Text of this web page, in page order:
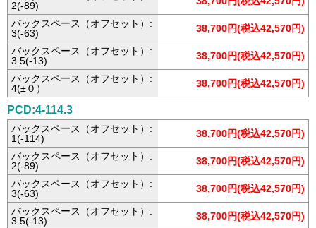
2(-89)
バックスペース（オフセット）:
3(-63)
38,700円(税込42,570円)
バックスペース（オフセット）:
3.5(-13)
38,700円(税込42,570円)
バックスペース（オフセット）:
4(±０）
38,700円(税込42,570円)
PCD:4-114.3
バックスペース（オフセット）:
1(-114)
38,700円(税込42,570円)
バックスペース（オフセット）:
2(-89)
38,700円(税込42,570円)
バックスペース（オフセット）:
3(-63)
38,700円(税込42,570円)
バックスペース（オフセット）:
3.5(-13)
38,700円(税込42,570円)